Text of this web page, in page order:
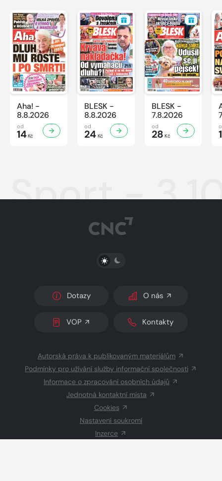
Aha! -
8.8.2026
od
14Kč
BLESK -
8.8.2026
od
24Kč
BLESK -
7.8.2026
od
28 Kč
Sport -
PŘEPNOUT SVĚTLÝ/TMAVÝ REŽIM
Dotazy O nás
VOP Kontakty
Autorská práva k publikovaným materiálům
Podmínky pro užívání služby informační společnosti
Informace o zpracování osobních údajů
Jednotná kontaktní místa
Cookies
Nastavení soukromí
Inzerce